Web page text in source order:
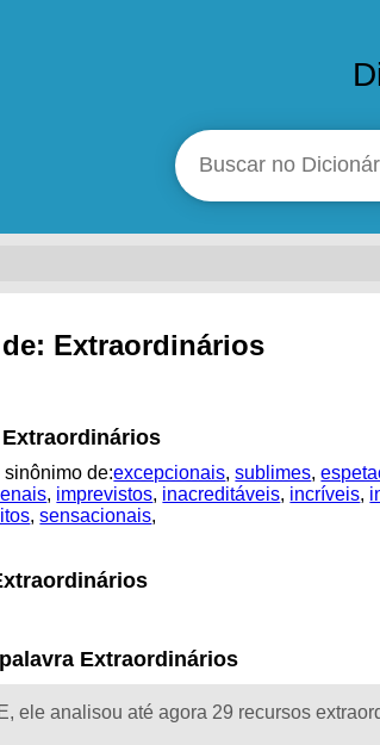
Extraordinários
sinônimo de:excepcionais,sublimes,
, imprevistos, inacreditáveis, incríveis,
,sensacionais,
Extraordinários
ele analisou até agora 29 recursos